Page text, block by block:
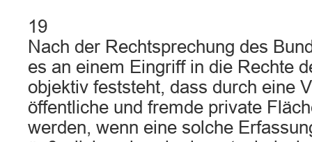
19
Nach der Rechtsprechung des
es an einem Eingriff in die Rechte
objektiv feststeht, dass durch eine
öffentliche und fremde private
werden, wenn eine solche